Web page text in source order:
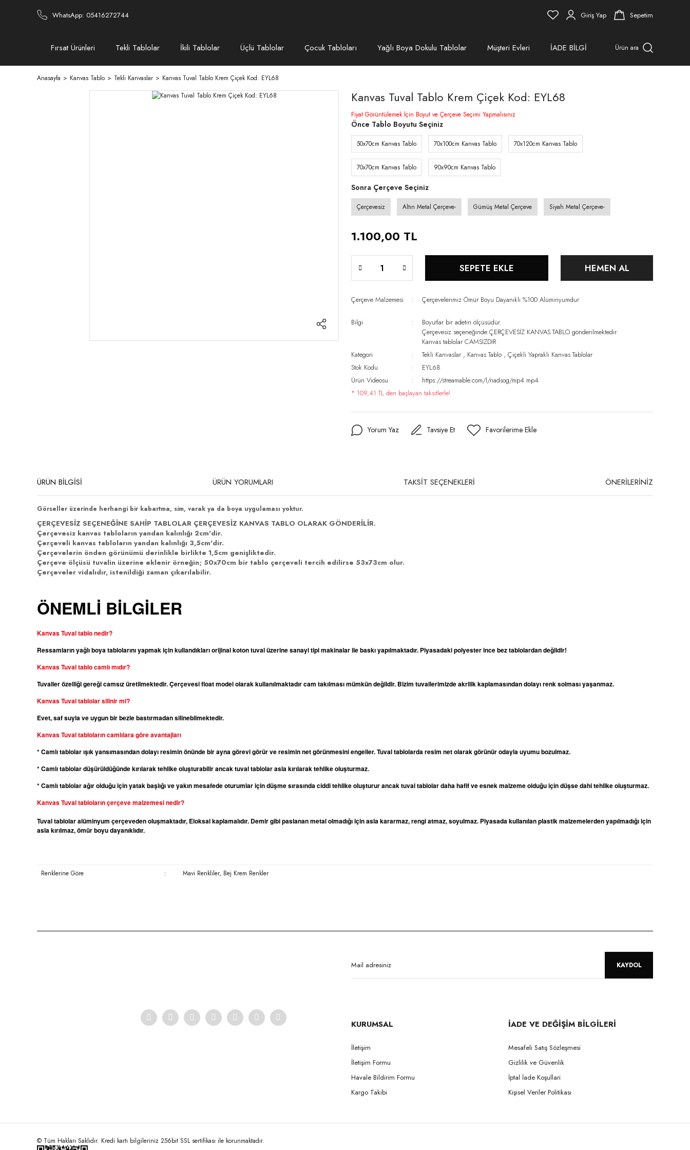
WhatsApp: 05416272744 Giriş Yap Sepetim
Fırsat Ürünleri Tekli Tablolar İkili Tablolar Üçlü Tablolar Çocuk Tabloları Yağlı Boya Dokulu Tablolar Müşteri Evleri İADE BİLGİ Ürün ara
Anasayfa Kanvas Tablo Tekli Kanvaslar Kanvas Tuval Tablo Krem Çiçek Kod: EYL68
Kanvas Tuval Tablo Krem Çiçek Kod: EYL68
Fiyat Görüntülemek İçin Boyut ve Çerçeve Seçimi Yapmalısınız
Önce Tablo Boyutu Seçiniz
50x70cm Kanvas Tablo 70x100cm Kanvas Tablo 70x120cm Kanvas Tablo
70x70cm Kanvas Tablo 90x90cm Kanvas Tablo
Sonra Çerçeve Seçiniz
Çerçevesiz Altın Metal Çerçeve- Gümüş Metal Çerçeve Siyah Metal Çerçeve-
1.100,00 TL
SEPETE EKLE HEMEN AL
Çerçeve Malzemesi Çerçevelerimiz Ömür Boyu Dayanıklı %100 Alüminyumdur
Bilgi
Boyutlar bir adetin ölçüsüdür.
Çerçevesiz seçeneğinde ÇERÇEVESİZ KANVAS TABLO gönderilmektedir.
Kanvas tablolar CAMSIZDIR
Kategori
Tekli Kanvaslar , Kanvas Tablo , Çiçekli Yapraklı Kanvas Tablolar
Stok Kodu
EYL68
Ürün Videosu
https://streamable.com/l/nadsog/mp4.mp4
* 109,41 TL den başlayan taksitlerle!
Yorum Yaz Tavsiye Et
ÜRÜN BİLGİSİ ÜRÜN YORUMLARI TAKSİT SEÇENEKLERİ ÖNERİLERİNİZ
Görseller üzerinde herhangi bir kabartma, sim, varak ya da boya uygulaması yoktur.
ÇERÇEVESİZ SEÇENEĞİNE SAHİP TABLOLAR ÇERÇEVESİZ KANVAS TABLO OLARAK GÖNDERİLİR.
Çerçevesiz kanvas tabloların yandan kalınlığı 2cm'dir.
Çerçeveli kanvas tabloların yandan kalınlığı 3,5cm'dir.
Çerçevelerin önden görünümü derinlikle birlikte 1,5cm genişliktedir.
Çerçeve ölçüsü tuvalin üzerine eklenir örneğin; 50x70cm bir tablo çerçeveli tercih edilirse 53x73cm olur.
Çerçeveler vidalıdır, istenildiği zaman çıkarılabilir.
ÖNEMLİ BİLGİLER
Kanvas Tuval tablo nedir?
Ressamların yağlı boya tablolarını yapmak için kullandıkları orijinal koton tuval üzerine sanayi tipi makinalar ile baskı yapılmaktadır. Piyasadaki polyester ince bez tablolardan değildir!
KanvasTuval tablo camlı mıdır?
Tuvaller özelliği gereği camsız üretilmektedir. Çerçevesi float model olarak kullanılmaktadır cam takılması mümkün değildir. Bizim tuvallerimizde akrilik kaplamasından dolayı renk solması yaşanmaz.
KanvasTuval tablolar silinir mi?
Evet, saf suyla ve uygun bir bezle bastırmadan silinebilmektedir.
KanvasTuval tabloların camlılara göre avantajları
* Camlı tablolar ışık yansımasından dolayı resimin önünde bir ayna görevi görür ve resimin net görünmesini engeller. Tuval tablolarda resim net olarak görünür odayla uyumu bozulmaz.
* Camlı tablolar düşürüldüğünde kırılarak tehlike oluşturabilir ancak tuval tablolar asla kırılarak tehlike oluşturmaz.
* Camlı tablolar ağır olduğu için yatak başlığı ve yakın mesafede oturumlar için düşme sırasında ciddi tehlike oluşturur ancak tuval tablolar daha hafif ve esnek malzeme olduğu için düşse dahi tehlike oluşturmaz.
KanvasTuval tabloların çerçeve malzemesi nedir?
Tuval tablolar alüminyum çerçeveden oluşmaktadır, Eloksal kaplamalıdır. Demir gibi paslanan metal olmadığı için asla kararmaz, rengi atmaz, soyulmaz. Piyasada kullanılan plastik malzemelerden yapılmadığı için
asla kırılmaz, ömür boyu dayanıklıdır.
Renklerine Göre : Mavi Renkliler, Bej Krem Renkler
KAYDOL
KURUMSAL
İletişim
İletişim Formu
Havale Bildirim Formu
Kargo Takibi
İADE VE DEĞİŞİM BİLGİLERİ
Mesafeli Satış Sözleşmesi
Gizlilik ve Güvenlik
İptal İade Koşullari
Kişisel Veriler Politikası
© Tüm Hakları Saklıdır. Kredi kartı bilgileriniz 256bit SSL sertifikası ile korunmaktadır.